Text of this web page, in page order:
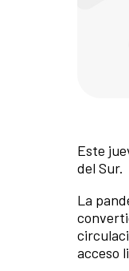
Este
del Sur.
La
acceso